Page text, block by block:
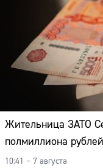
Жительница ЗАТО
полмиллиона
10:41 – 7 августа